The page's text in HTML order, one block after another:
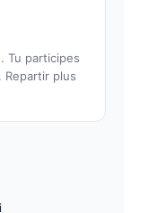
Tu participes
Repartir plus